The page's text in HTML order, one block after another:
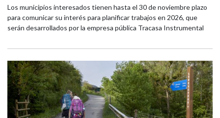
Los municipios interesados tienen hasta el 30 de noviembre plazo
para comunicar su interés para planificar trabajos en 2026, que
serán desarrollados por la empresa pública Tracasa Instrumental